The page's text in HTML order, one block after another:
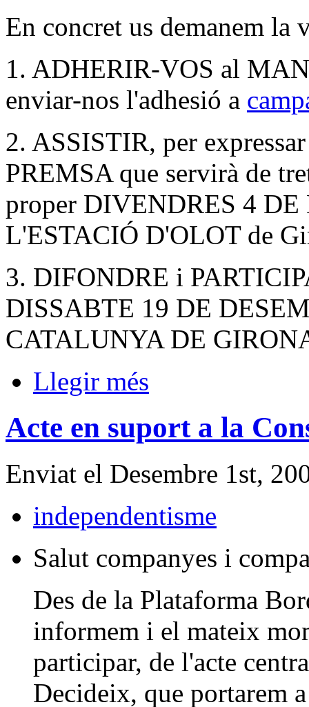
En concret us demanem la
1. ADHERIR-VOS al
enviar-nos l'adhesió a
2. ASSISTIR, per
PREMSA que servirà de
proper DIVENDRES 4
L'ESTACIÓ D'OLOT de
3. DIFONDRE i
DISSABTE 19 DE
CATALUNYA DE
Llegir més
Acte en suport a la
Enviat el Desembre 1st,
independentisme
Salut companyes i
Des de la Plataforma
informem i el mateix
participar, de l'acte
Decideix, que portarem